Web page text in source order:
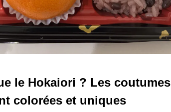
le Hokaiori ? Les coutumes
colorées et uniques